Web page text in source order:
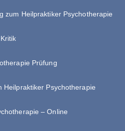
zum Heilpraktiker Psychotherapie
Prüfung
Heilpraktiker Psychotherapie
– Online